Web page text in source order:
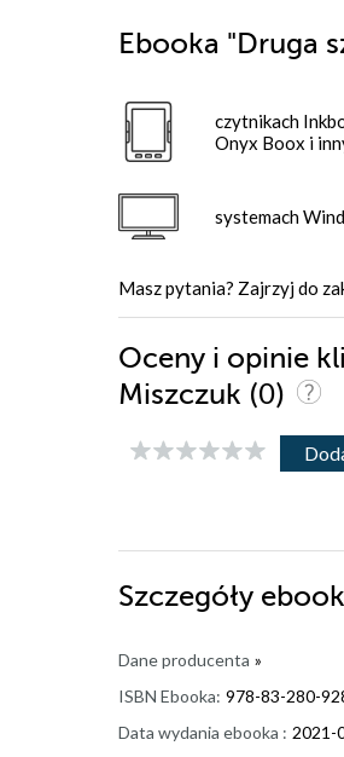
Ebooka "Druga
czytnikach
Onyx Boox i
systemach
Masz pytania? Zajrzyj do
Oceny i opinie
Miszczuk (0)
Szczegóły
Dane producenta »
ISBN Ebooka: 978-83-280-
Data wydania ebooka : 2021-